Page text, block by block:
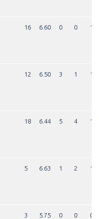
16 6.60 0 0 1
12 6.50 3 1 1
18 6.44 5 4 1
5 6.63 1 2 1
3 5.75 0 0 0